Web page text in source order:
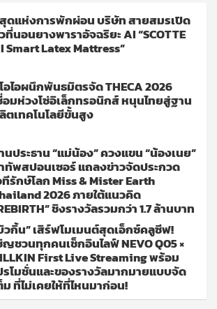
ดแห่งการพักผ่อน บริษัท สายสมรเปิด
ที่นอนยางพาราอัจฉริยะ AI “SCOTTE
Smart Latex Mattress”
อไอผนึกพันธมิตรจัด THECA 2026
อมห่วงโซ่อิเล็กทรอนิกส์ หนุนไทยสู่ฐาน
ตเทคโนโลยีขั้นสูง
นประธาน “แม่น้อง” ควงแขน “น้องเนย”
ทัพสปอนเซอร์ แถลงข่าวจัดประกวด
ทีรักษ์โลก Miss & Mister Earth
2026 ภายใต้แนวคิด
ชิงรางวัลรวมกว่า 1.7 ล้านบาท
วกิ้น” เสิร์ฟโมเมนต์สุดเอ็กซ์คลูซีฟ!
ญชวนทุกคนเช็กอินไลฟ์ NEVO Q05 ×
First Live Streaming พร้อม
รโมชั่นและของรางวัลมากมายแบบจัด
ม ที่ไม่เคยให้ที่ไหนมาก่อน!